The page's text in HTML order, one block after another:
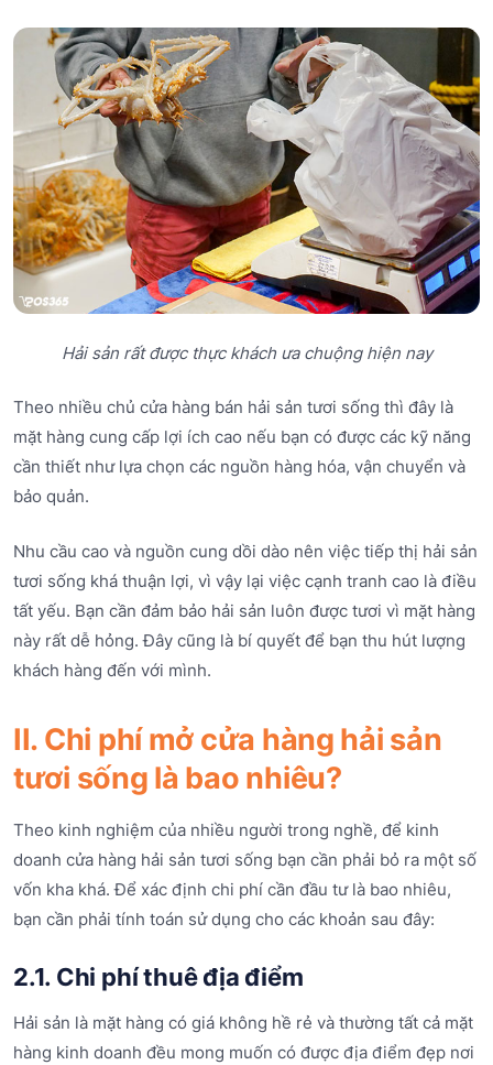
Hải sản rất được thực khách ưa chuộng hiện nay
Theo nhiều chủ cửa hàng bán hải sản tươi sống thì đây là
mặt hàng cung cấp lợi ích cao nếu bạn có được các kỹ năng
cần thiết như lựa chọn các nguồn hàng hóa, vận chuyển và
bảo quản.
Nhu cầu cao và nguồn cung dồi dào nên việc tiếp thị hải sản
tươi sống khá thuận lợi, vì vậy lại việc cạnh tranh cao là điều
tất yếu. Bạn cần đảm bảo hải sản luôn được tươi vì mặt hàng
này rất dễ hỏng. Đây cũng là bí quyết để bạn thu hút lượng
khách hàng đến với mình.
II. Chi phí mở cửa hàng hải sản
tươi sống là bao nhiêu?
Theo kinh nghiệm của nhiều người trong nghề, để kinh
doanh cửa hàng hải sản tươi sống bạn cần phải bỏ ra một số
vốn kha khá. Để xác định chi phí cần đầu tư là bao nhiêu,
bạn cần phải tính toán sử dụng cho các khoản sau đây:
2.1. Chi phí thuê địa điểm
Hải sản là mặt hàng có giá không hề rẻ và thường tất cả mặt
hàng kinh doanh đều mong muốn có được địa điểm đẹp nơi